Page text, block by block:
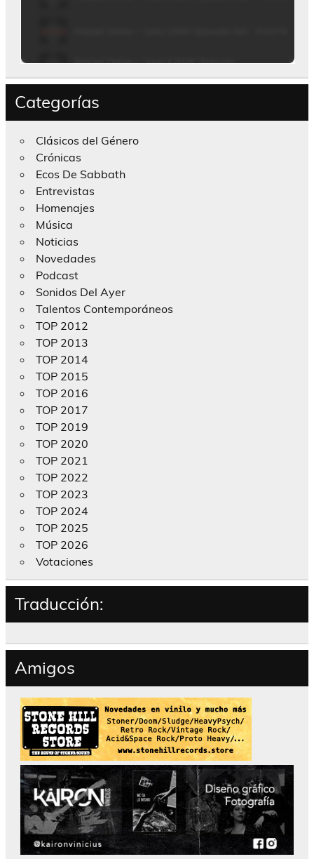
Categorías
Clásicos del Género
Crónicas
Ecos De Sabbath
Entrevistas
Homenajes
Música
Noticias
Novedades
Podcast
Sonidos Del Ayer
Talentos Contemporáneos
TOP 2012
TOP 2013
TOP 2014
TOP 2015
TOP 2016
TOP 2017
TOP 2019
TOP 2020
TOP 2021
TOP 2022
TOP 2023
TOP 2024
TOP 2025
TOP 2026
Votaciones
Traducción:
Amigos